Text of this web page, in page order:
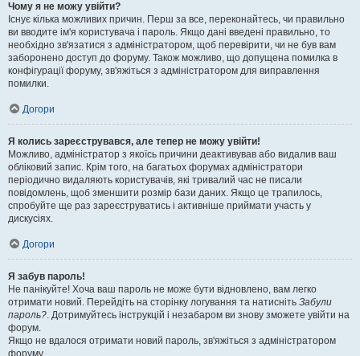
Чому я не можу увійти?
Існує кілька можливих причин. Перш за все, переконайтесь, чи правильно
ви вводите ім'я користувача і пароль. Якщо дані введені правильно, то
необхідно зв'язатися з адміністратором, щоб перевірити, чи не був вам
заборонено доступ до форуму. Також можливо, що допущена помилка в
конфігурації форуму, зв'яжіться з адміністратором для виправлення
помилки.
Догори
Я колись зареєструвався, але тепер не можу увійти!
Можливо, адміністратор з якоїсь причини деактивував або видалив ваш
обліковий запис. Крім того, на багатьох форумах адміністратори
періодично видаляють користувачів, які тривалий час не писали
повідомлень, щоб зменшити розмір бази даних. Якщо це трапилось,
спробуйте ще раз зареєструватись і активніше приймати участь у
дискусіях.
Догори
Я забув пароль!
Не панікуйте! Хоча ваш пароль не може бути відновлено, вам легко
отримати новий. Перейдіть на сторінку логування та натисніть Забули
пароль?. Дотримуйтесь інструкцій і незабаром ви знову зможете увійти на
форум.
Якщо не вдалося отримати новий пароль, зв'яжіться з адміністратором
форуму.